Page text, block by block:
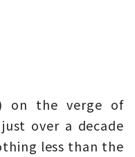
on the verge of
over a decade
less than the